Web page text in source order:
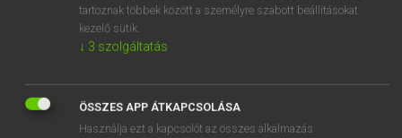
VÁLLALATI MEGOLDÁSOK
RÓLUNK
ELÉRHETŐSÉG
SÜTI BEÁLLÍTÁSOK
tartoznak többek között a személyre szabott beállításokat
kezelő sütik.
↓ 3 szolgáltatás
ÖSSZES APP ÁTKAPCSOLÁSA
Használja ezt a kapcsolót az összes alkalmazás